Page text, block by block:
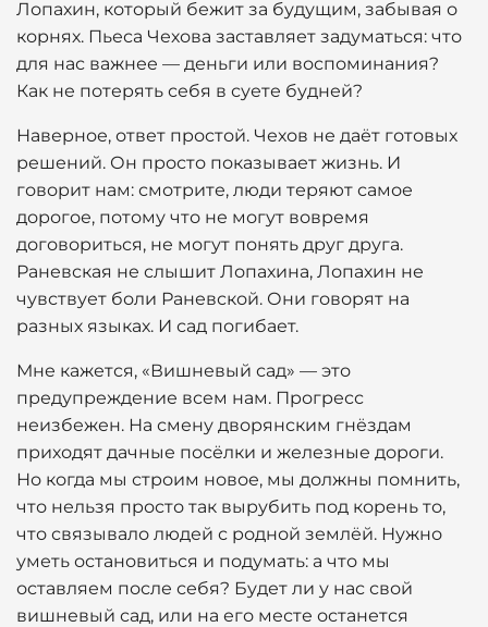
Лопахин, который бежит за будущим, забывая о
корнях. Пьеса Чехова заставляет задуматься: что
для нас важнее — деньги или воспоминания?
Как не потерять себя в суете будней?
Наверное, ответ простой. Чехов не даёт готовых
решений. Он просто показывает жизнь. И
говорит нам: смотрите, люди теряют самое
дорогое, потому что не могут вовремя
договориться, не могут понять друг друга.
Раневская не слышит Лопахина, Лопахин не
чувствует боли Раневской. Они говорят на
разных языках. И сад погибает.
Мне кажется, «Вишневый сад» — это
предупреждение всем нам. Прогресс
неизбежен. На смену дворянским гнёздам
приходят дачные посёлки и железные дороги.
Но когда мы строим новое, мы должны помнить,
что нельзя просто так вырубить под корень то,
что связывало людей с родной землёй. Нужно
уметь остановиться и подумать: а что мы
оставляем после себя? Будет ли у нас свой
вишневый сад, или на его месте останется